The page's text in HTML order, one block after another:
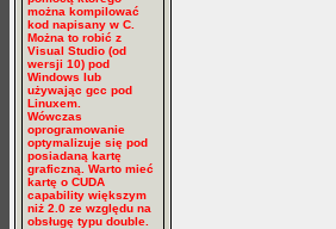
można kompilować
kod napisany w C.
Można to robić z
Visual Studio (od
wersji 10) pod
Windows lub
używając gcc pod
Linuxem.
Wówczas
oprogramowanie
optymalizuje się pod
posiadaną kartę
graficzną. Warto mieć
kartę o CUDA
capability większym
niż 2.0 ze względu na
obsługę typu double.